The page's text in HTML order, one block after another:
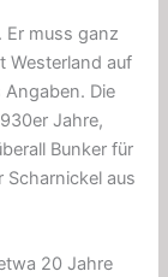
Er muss ganz
Westerland auf
Die
Jahre,
Bunker für
Scharnickel aus
20 Jahre